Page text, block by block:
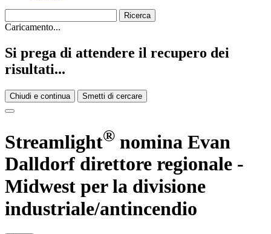
Caricamento...
Si prega di attendere il recupero dei
risultati...
Chiudi e continua Smetti di cercare
Streamlight® nomina Evan
Dalldorf direttore regionale -
Midwest per la divisione
industriale/antincendio